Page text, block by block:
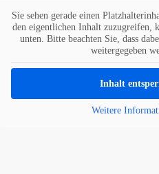
Sie sehen gerade einen
den eigentlichen Inhalt zuzugreifen,
unten. Bitte beachten Sie, dass
weitergegeben
Inhalt
Weitere